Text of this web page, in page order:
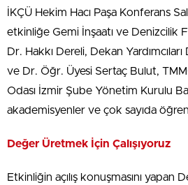
İKÇÜ Hekim Hacı Paşa Konferans
etkinliğe Gemi İnşaatı ve Denizcilik
Dr. Hakkı Dereli, Dekan
ve Dr. Öğr. Üyesi Sertaç Bulut,
Odası İzmir Şube Yönetim Kurulu
akademisyenler ve çok sayıda
Değer Üretmek İçin Çalışıyoruz
Etkinliğin açılış konuşmasını yapan